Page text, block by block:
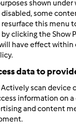
komentarze
: 29.04.2011
shown under
some
resurface this menu
clicking the Show
have effect within
data to
scan device
information on a
and content